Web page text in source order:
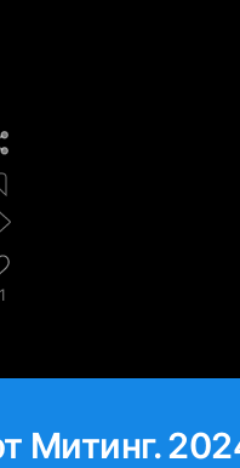
Митинг.